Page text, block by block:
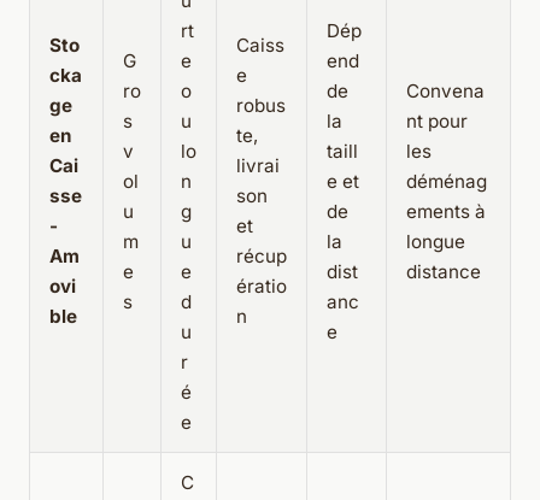
Sto
cka
ge
en
Cai
sse
-
Am
ovi
ble
G
ro
s
v
ol
u
m
e
s
rt
e
o
u
lo
n
g
u
e
d
u
r
é
e
Caiss
e
robus
te,
livrai
son
et
récup
ératio
n
Dép
end
de
la
taill
e et
de
la
dist
anc
e
Convena
nt pour
les
déménag
ements à
longue
distance
C